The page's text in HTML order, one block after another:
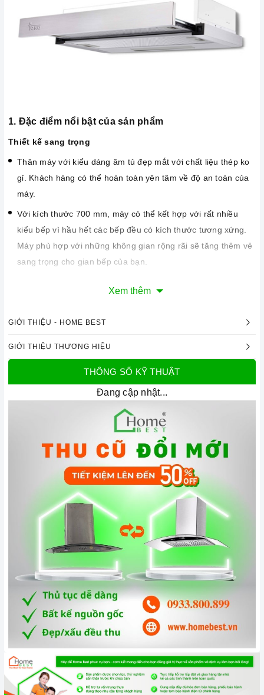
1. Đặc điểm nổi bật của sản phẩm
Thiết kế sang trọng
Thân máy với kiểu dáng âm tủ đẹp mắt với chất liệu thép ko
gỉ. Khách hàng có thể hoàn toàn yên tâm về độ an toàn của
máy.
Với kích thước 700 mm, máy có thể kết hợp với rất nhiều
kiểu bếp vì hầu hết các bếp đều có kích thước tương xứng.
Máy phù hợp với những không gian rộng rãi sẽ tăng thêm vẻ
sang trọng cho gian bếp của bạn.
Động cơ, công suất hút mạnh mẽ lên đến 400m3/h
Máy hút mùi hoạt động dựa trên nguyên tắc của quạt thông
gió kết hợp với các màng lọc. Máy thường bao gồm các bộ
phận cơ bản như: lớp toa inox bên ngoài, hệ thống dẫn khí,
lưới lọc, quạt hút, đèn chiếu sáng, bảng điều khiển tốc độ
Hệ thống đèn chiếu sáng Halogen 2 x 40W có tác dụng chiếu
sáng và làm cho công việc nấu ăn thêm thuận lợi.
Chức năng an toàn
Máy sử dụng phương pháp hút mùi trực tiếp tức mùi được
đẩy ra ngoài theo đường ống thoátD120. Đồng thời chức
năng khử mùi bằng than hoạt tính sẽ giúp cho không khí
trong phòng bếp luôn sạch sẽ. Cách thức này sẽ giúp máy có
hiệu quả tới 100% và mùi sẽ được đẩy hoàn toàn ra ngoài
trời.
Xem thêm
GIỚI THIỆU - HOME BEST
GIỚI THIỆU THƯƠNG HIỆU
THÔNG SỐ KỸ THUẬT
Đang cập nhật...